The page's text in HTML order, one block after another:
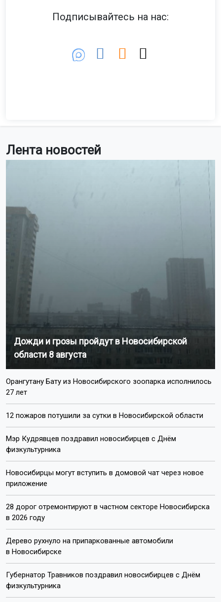
Лента новостей
Дожди и грозы пройдут в Новосибирской
области 8 августа
Орангутану Бату из Новосибирского зоопарка исполнилось
27 лет
12 пожаров потушили за сутки в Новосибирской области
Мэр Кудрявцев поздравил новосибирцев с Днём
физкультурника
Новосибирцы могут вступить в домовой чат через новое
приложение
28 дорог отремонтируют в частном секторе Новосибирска
в 2026 году
Дерево рухнуло на припаркованные автомобили
в Новосибирске
Губернатор Травников поздравил новосибирцев с Днём
физкультурника
Подписывайтесь на нас: